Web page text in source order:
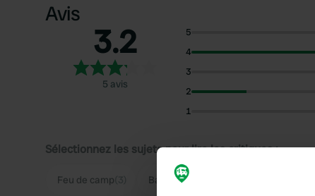
Avis
3.2
5 avis
5
4
3
2
1
Sélectionnez les sujets pour lire les critiques :
Feu de camp Baignade